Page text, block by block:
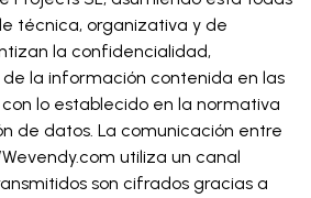
técnica, organizativa y de
la confidencialidad,
la información contenida en las
lo establecido en la normativa
de datos. La comunicación entre
utiliza un canal
son cifrados gracias a